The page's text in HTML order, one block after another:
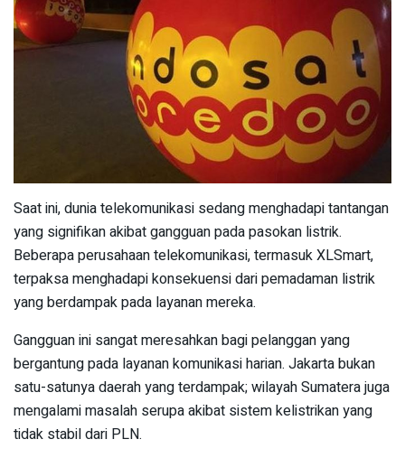
Saat ini, dunia telekomunikasi sedang menghadapi tantangan
yang signifikan akibat gangguan pada pasokan listrik.
Beberapa perusahaan telekomunikasi, termasuk XLSmart,
terpaksa menghadapi konsekuensi dari pemadaman listrik
yang berdampak pada layanan mereka.
Gangguan ini sangat meresahkan bagi pelanggan yang
bergantung pada layanan komunikasi harian. Jakarta bukan
satu-satunya daerah yang terdampak; wilayah Sumatera juga
mengalami masalah serupa akibat sistem kelistrikan yang
tidak stabil dari PLN.